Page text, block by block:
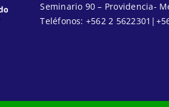
Seminario 90 – Providencia-
Teléfonos: +562 2 5622301 |